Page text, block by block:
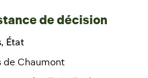
de décision
État
de Chaumont